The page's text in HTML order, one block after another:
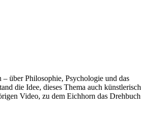
über Philosophie, Psychologie und das
die Idee, dieses Thema auch künstlerisch
Video, zu dem Eichhorn das Drehbuch